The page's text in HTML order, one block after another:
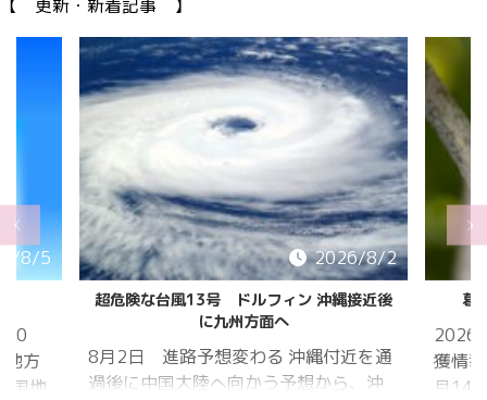
【 更新・新着記事 】
8/2
通
沖
2026/8/2
葛西臨海公園の カブトムシ/クワガタ
2026年シーズン 8月1日 クワガタ捕
獲情報あり 2025年シーズン 2025年6
月14日 樹液発見 夏の訪れは早かった
「花
「マ